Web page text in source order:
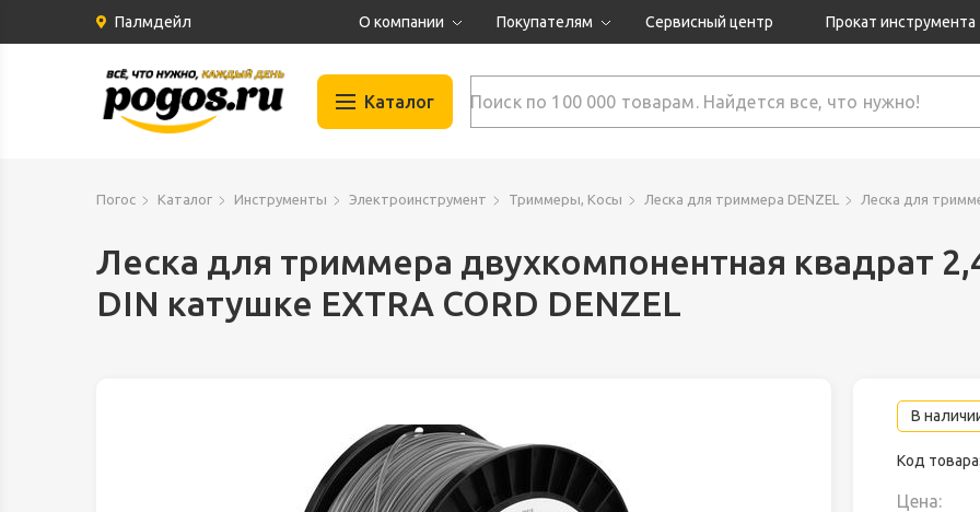
Палмдейл О компании
Партнеры
Документация
Покупателям
Как оформить заказ?
Сервисный центр Прокат инструмента
Каталог
Газосварка
Запчасти для инструмента
Инструменты
Материалы
Оборудование
Оборудование для работ на
Погос Каталог Инструменты Электроинструмент Триммеры, Косы Леска для триммера DENZEL Леска для
Леска для триммера двухкомпонентная квадрат
DIN катушке EXTRA CORD DENZEL
В
Код
Цена: